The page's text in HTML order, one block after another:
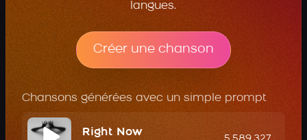
langues.
Créer une chanson
Chansons générées avec un simple prompt
Right Now